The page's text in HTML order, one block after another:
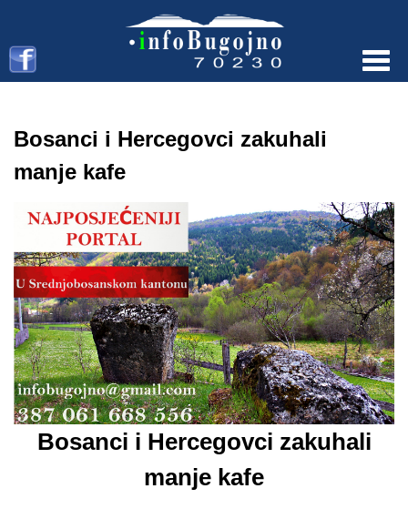
Bosanci i Hercegovci zakuhali
manje kafe
Bosanci i Hercegovci zakuhali
manje kafe